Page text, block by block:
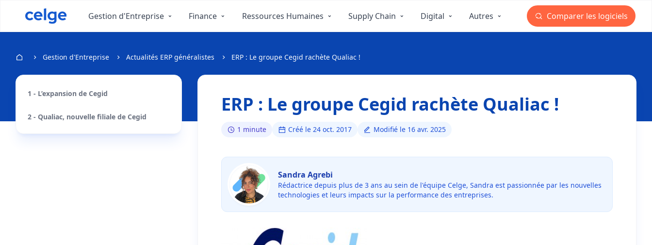
Gestion d'Entreprise Finance Ressources Humaines Supply Chain Digital Autres Comparer les logiciels
Gestion d'Entreprise Actualités ERP généralistes ERP : Le groupe Cegid rachète Qualiac !
1 - L’expansion de Cegid
2 - Qualiac, nouvelle filiale de Cegid
ERP : Le groupe Cegid rachète Qualiac !
1 minute Créé le 24 oct. 2017 Modifié le 16 avr. 2025
Sandra Agrebi
Rédactrice depuis plus de 3 ans au sein de l'équipe Celge, Sandra est passionnée par les nouvelles
technologies et leurs impacts sur la performance des entreprises.